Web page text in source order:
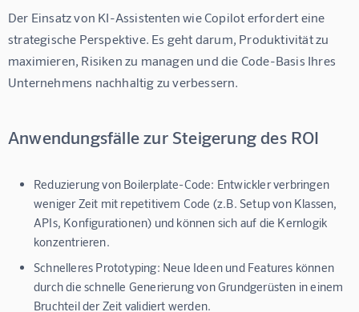
Der Einsatz von KI-Assistenten wie Copilot erfordert eine
strategische Perspektive. Es geht darum, Produktivität zu
maximieren, Risiken zu managen und die Code-Basis Ihres
Unternehmens nachhaltig zu verbessern.
Anwendungsfälle zur Steigerung des ROI
Reduzierung von Boilerplate-Code: Entwickler verbringen
weniger Zeit mit repetitivem Code (z.B. Setup von Klassen,
APIs, Konfigurationen) und können sich auf die Kernlogik
konzentrieren.
Schnelleres Prototyping: Neue Ideen und Features können
durch die schnelle Generierung von Grundgerüsten in einem
Bruchteil der Zeit validiert werden.